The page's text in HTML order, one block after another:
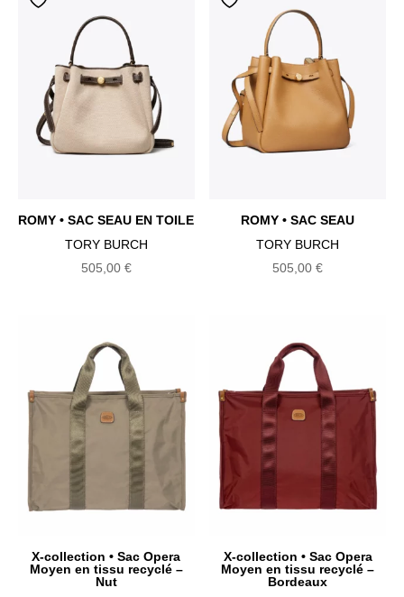
ROMY • SAC SEAU EN TOILE
TORY BURCH
505,00 €
ROMY • SAC SEAU
TORY BURCH
505,00€
X-collection • Sac Opera
Moyen en tissu recyclé –
Nut
X-collection • Sac Opera
Moyen en tissu recyclé –
Bordeaux